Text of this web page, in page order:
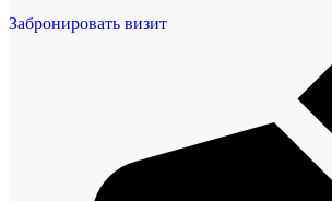
Забронировать визит